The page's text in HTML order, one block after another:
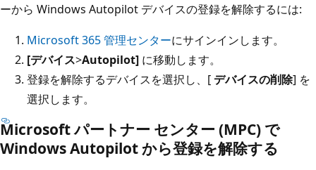
ーから Windows Autopilot デバイスの登録を解除するには:
Microsoft 365 管理センターにサインインします。
[デバイス>Autopilot] に移動します。
登録を解除するデバイスを選択し、[ デバイスの削除] を
選択します。
Microsoft パートナー センター (MPC) で
Windows Autopilot から登録を解除する